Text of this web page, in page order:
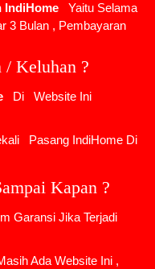
IndiHome
Yaitu Selama
3 Bulan , Pembayaran
/ Keluhan ?
Di
Website Ini
Pasang IndiHome Di
Kapan ?
Garansi Jika Terjadi
Ada Website Ini ,